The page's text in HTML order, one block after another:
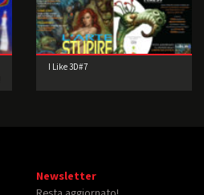
I Like 3D#7
Newsletter
Resta aggiornato!